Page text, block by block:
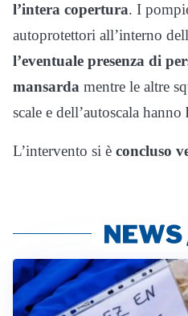
l’intera copertura. I
autoprotettori all’interno
l’eventuale presenza di
mansarda mentre le altre
scale e dell’autoscala hanno
L’intervento si è concluso